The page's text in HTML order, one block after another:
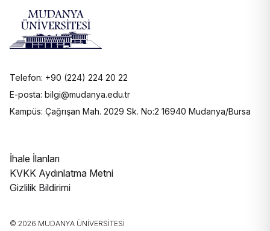
Telefon: +90 (224) 224 20 22
E-posta: bilgi@mudanya.edu.tr
Kampüs: Çağrışan Mah. 2029 Sk. No:2 16940 Mudanya/Bursa
İhale İlanları
KVKK Aydınlatma Metni
Gizlilik Bildirimi
© 2026 MUDANYA ÜNIVERSITESI